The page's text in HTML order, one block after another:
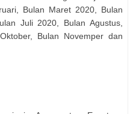
Bulan Maret 2020, Bulan
Juli 2020, Bulan Agustus,
Bulan Novemper dan